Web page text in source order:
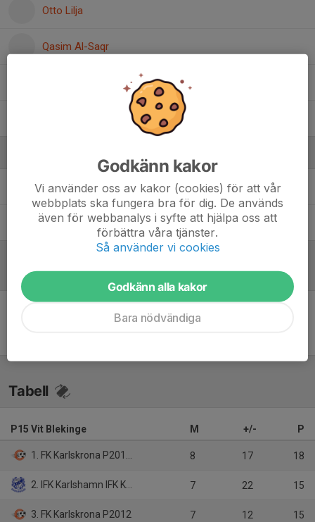
Otto Lilja
Qasim Al-Saqr
Håkan PerssonTränare
Omar RaoufTränare
Referat
Inget referat skrivet
Tabell
P15 Vit Blekinge M +/- P
1. FK Karlskrona P2011 Orange 8 17 18
2. IFK Karlshamn IFK Karlshamn P 15 P 15 Vit 7 22 15
3. FK Karlskrona P2012 7 12 15
Godkänn kakor
Vi använder oss av kakor (cookies) för att vår
webbplats ska fungera bra för dig. De används
även för webbanalys i syfte att hjälpa oss att
förbättra våra tjänster.
Så använder vi cookies
Godkänn alla kakor
Bara nödvändiga